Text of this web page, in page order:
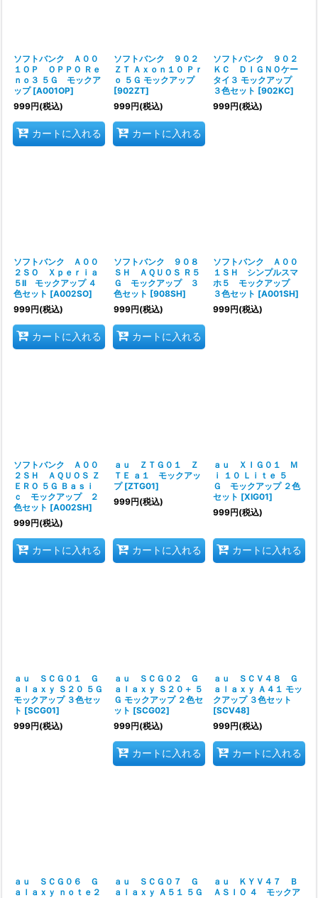
ソフトバンク Ａ００
１ＯＰ ＯＰＰＯ Ｒｅ
ｎｏ３ ５Ｇ モックア
ップ [A001OP]
999円(税込)
カートに入れる
ソフトバンク ９０２
ＺＴ Ａｘｏｎ１０ Ｐｒ
ｏ ５Ｇ モックアップ
[902ZT]
999円(税込)
カートに入れる
ソフトバンク ９０２
ＫＣ ＤＩＧＮＯケー
タイ３ モックアップ
３色セット [902KC]
999円(税込)
ソフトバンク Ａ００
２ＳＯ Ｘｐｅｒｉａ
５II モックアップ ４
色セット [A002SO]
999円(税込)
カートに入れる
ソフトバンク ９０８
ＳＨ ＡＱＵＯＳ Ｒ５
Ｇ モックアップ ３
色セット [908SH]
999円(税込)
カートに入れる
ソフトバンク Ａ００
１ＳＨ シンプルスマ
ホ５ モックアップ
３色セット [A001SH]
999円(税込)
ソフトバンク Ａ００
２ＳＨ ＡＱＵＯＳ Ｚ
ＥＲＯ ５Ｇ Ｂａｓｉ
ｃ モックアップ ２
色セット [A002SH]
999円(税込)
カートに入れる
ａｕ ＺＴＧ０１ Ｚ
ＴＥ ａ１ モックアッ
プ [ZTG01]
999円(税込)
カートに入れる
ａｕ ＸＩＧ０１ Ｍ
ｉ １０ Ｌｉｔｅ ５
Ｇ モックアップ ２色
セット [XIG01]
999円(税込)
カートに入れる
ａｕ ＳＣＧ０１ Ｇ
ａｌａｘｙ Ｓ２０ ５Ｇ
モックアップ ３色セッ
ト [SCG01]
999円(税込)
ａｕ ＳＣＧ０２ Ｇ
ａｌａｘｙ Ｓ２０＋ ５
Ｇ モックアップ ２色セ
ット [SCG02]
999円(税込)
カートに入れる
ａｕ ＳＣＶ４８ Ｇ
ａｌａｘｙ Ａ４１ モッ
クアップ ３色セット
[SCV48]
999円(税込)
カートに入れる
ａｕ ＳＣＧ０６ Ｇ
ａｌａｘｙ ｎｏｔｅ２
ａｕ ＳＣＧ０７ Ｇ
ａｌａｘｙ Ａ５１ ５Ｇ
ａｕ ＫＹＶ４７ Ｂ
ＡＳＩＯ ４ モックア